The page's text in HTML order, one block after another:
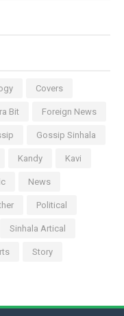
Covers
Bit Foreign News
Gossip Sinhala
Kandy Kavi
News
Political
Sinhala Artical
Story